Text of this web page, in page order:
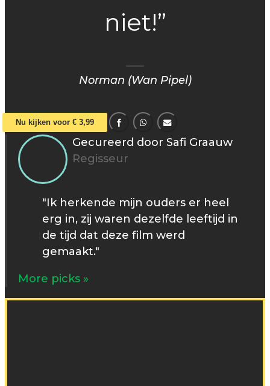
niet!”
Norman (Wan Pipel)
Nu kijken voor € 3,99
Gecureerd door Safi Graauw
Regisseur
"Ik herkende mijn ouders er heel
erg in, zij waren dezelfde leeftijd in
de tijd dat deze film werd
gemaakt."
More picks